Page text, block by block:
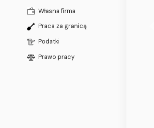
Własna firma
Praca za granicą
Podatki
Prawo pracy